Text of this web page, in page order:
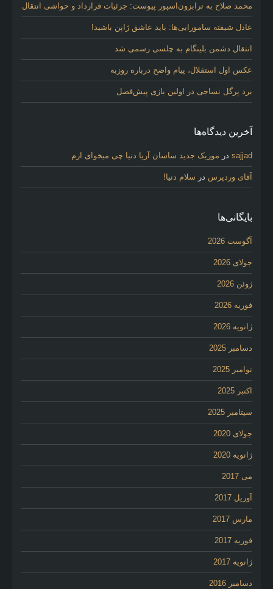
محمد صلاح به ترابزون‌اسپور پیوست: جزئیات قرارداد و حواشی انتقال
عادل شیفته سامورایی‌ها: باید عاشق ژاپن باشید!
انتقال دشمن بلینگام به چلسی رسمی شد
عکس اول استقلال، پیام واضح درباره روزبه
برد پرگل نساجی در اولین بازی پیش‌فصل
آخرین دیدگاه‌ها
sajjad در موزیک جدید ساسان آریا دنیا چی میخوای ازم
آقای وردپرس در سلام دنیا!
بایگانی‌ها
آگوست 2026
جولای 2026
ژوئن 2026
فوریه 2026
ژانویه 2026
دسامبر 2025
نوامبر 2025
اکتبر 2025
سپتامبر 2025
جولای 2020
ژانویه 2020
می 2017
آوریل 2017
مارس 2017
فوریه 2017
ژانویه 2017
دسامبر 2016